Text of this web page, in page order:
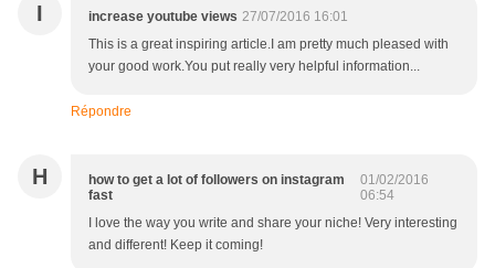
I increase youtube views 27/07/2016 16:01
This is a great inspiring article.I am pretty much pleased with
your good work.You put really very helpful information...
Répondre
H
how to get a lot of followers on instagram
fast
01/02/2016
06:54
I love the way you write and share your niche! Very interesting
and different! Keep it coming!